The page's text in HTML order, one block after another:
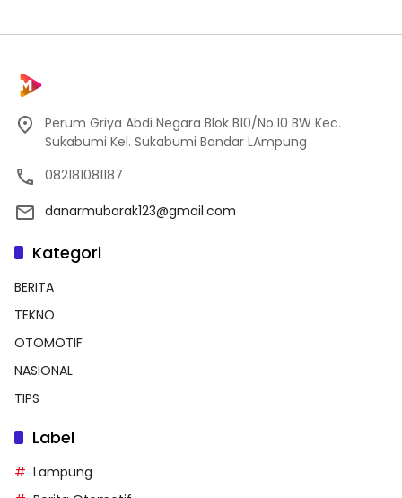
Perum Griya Abdi Negara Blok B10/No.10 BW Kec.
Sukabumi Kel. Sukabumi Bandar LAmpung
082181081187
danarmubarak123@gmail.com
Kategori
BERITA
TEKNO
OTOMOTIF
NASIONAL
TIPS
Label
Lampung